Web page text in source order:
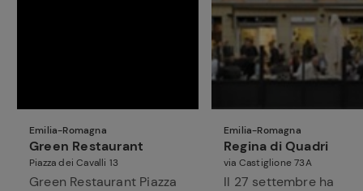
Emilia-Romagna
Green Restaurant
Piazza dei Cavalli 13
Green Restaurant Piazza
Emilia-Romagna
Regina di Quadri
via Castiglione 73A
Il 27 settembre ha